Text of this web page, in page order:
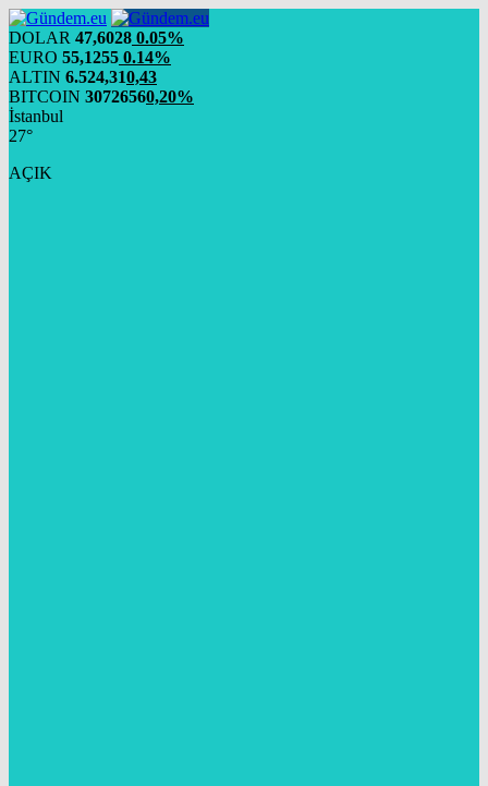
DOLAR 47,6028 0.05%
EURO 55,1255 0.14%
ALTIN 6.524,310,43
BITCOIN 30726560,20%
İstanbul
27°
AÇIK